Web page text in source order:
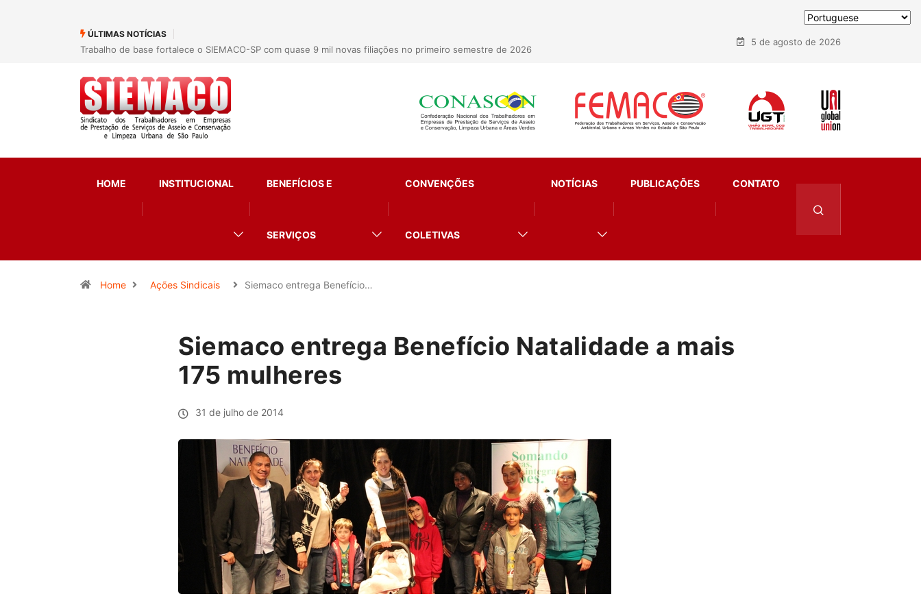
ÚLTIMAS NOTÍCIAS
Trabalho de base fortalece o SIEMACO-SP com quase 9 mil novas filiações no primeiro semestre de 2026
5 de agosto de 2026
HOME INSTITUCIONAL BENEFÍCIOS E
SERVIÇOS
CONVENÇÕES
COLETIVAS
NOTÍCIAS PUBLICAÇÕES CONTATO
Home Ações Sindicais Siemaco entrega Benefício…
Siemaco entrega Benefício Natalidade a mais
175 mulheres
31 de julho de 2014